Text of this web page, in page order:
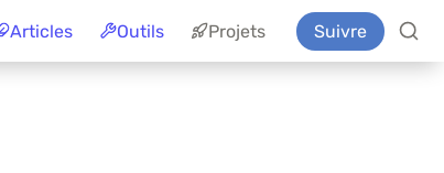
Articles Outils Projets Suivre